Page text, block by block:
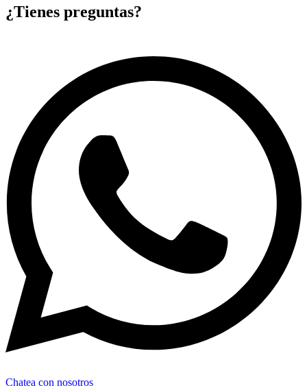
¿Tienes preguntas?
Chatea con nosotros